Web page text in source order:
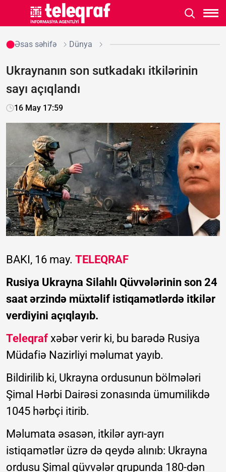
Əsas səhifə Dünya
Ukraynanın son sutkadakı itkilərinin
sayı açıqlandı
16 May 17:59
BAKI, 16 may. TELEQRAF
Rusiya Ukrayna Silahlı Qüvvələrinin son 24
saat ərzində müxtəlif istiqamətlərdə itkilər
verdiyini açıqlayıb.
Teleqraf xəbər verir ki, bu barədə Rusiya
Müdafiə Nazirliyi məlumat yayıb.
Bildirilib ki, Ukrayna ordusunun bölmələri
Şimal Hərbi Dairəsi zonasında ümumilikdə
1045 hərbçi itirib.
Məlumata əsasən, itkilər ayrı-ayrı
istiqamətlər üzrə də qeydə alınıb: Ukrayna
ordusu Şimal qüvvələr qrupunda 180-dən